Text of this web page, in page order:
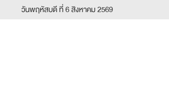
วันพฤหัสบดี ที่ 6 สิงหาคม 2569